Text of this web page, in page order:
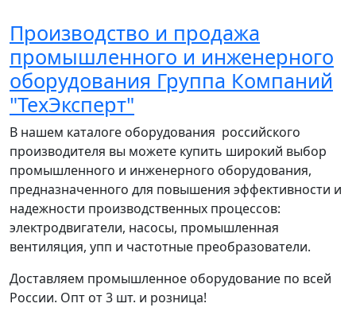
Производство и продажа
промышленного и инженерного
оборудования Группа Компаний
"ТехЭксперт"
В нашем каталоге оборудования российского
производителя вы можете купить широкий выбор
промышленного и инженерного оборудования,
предназначенного для повышения эффективности и
надежности производственных процессов:
электродвигатели, насосы, промышленная
вентиляция, упп и частотные преобразователи.
Доставляем промышленное оборудование по всей
России. Опт от 3 шт. и розница!